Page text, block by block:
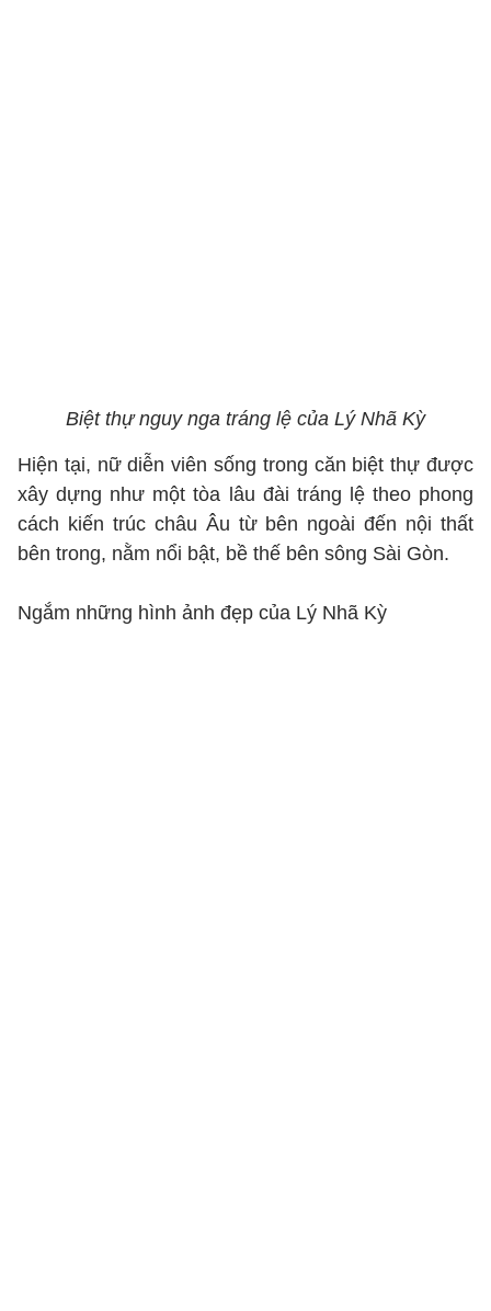
Biệt thự nguy nga tráng lệ của Lý Nhã Kỳ
Hiện tại, nữ diễn viên sống trong căn biệt thự được
xây dựng như một tòa lâu đài tráng lệ theo phong
cách kiến trúc châu Âu từ bên ngoài đến nội thất
bên trong, nằm nổi bật, bề thế bên sông Sài Gòn.
Ngắm những hình ảnh đẹp của Lý Nhã Kỳ